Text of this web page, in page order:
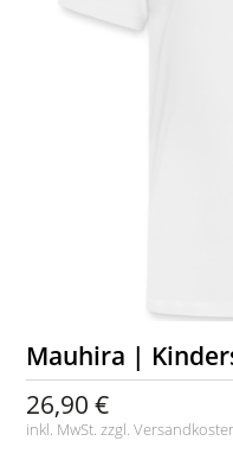
Mauhira |
26,90 €
inkl. MwSt. zzgl.